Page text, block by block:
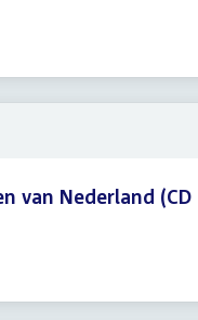
van Nederland (CD